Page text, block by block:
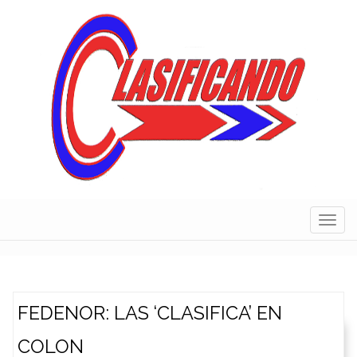
FEDENOR: LAS ‘CLASIFICA’ EN
COLON